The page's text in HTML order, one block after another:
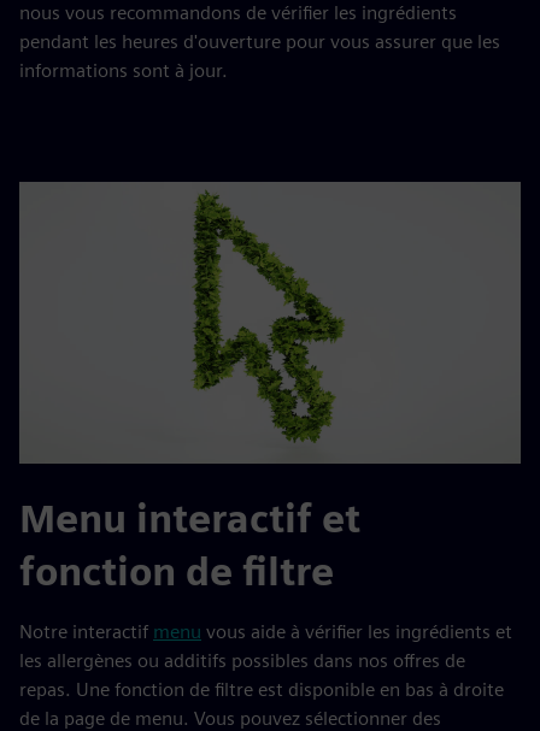
nous vous recommandons de vérifier les ingrédients
pendant les heures d'ouverture pour vous assurer que les
informations sont à jour.
Menu interactif et
fonction de filtre
Notre interactif menu vous aide à vérifier les ingrédients et
les allergènes ou additifs possibles dans nos offres de
repas. Une fonction de filtre est disponible en bas à droite
de la page de menu. Vous pouvez sélectionner des